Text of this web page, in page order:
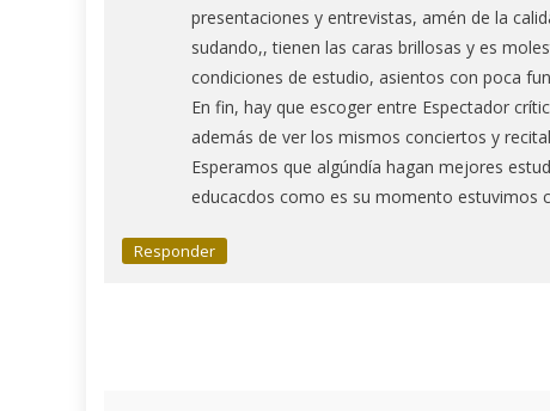
presentaciones y entrevistas, amén de la
sudando,, tienen las caras brillosas y es
condiciones de estudio, asientos con poca
En fin, hay que escoger entre Espectador
además de ver los mismos conciertos y
Esperamos que algúndía hagan mejores
educacdos como es su momento estuvimos
Responder